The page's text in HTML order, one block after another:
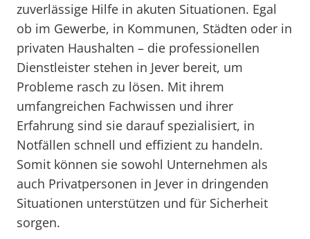
zuverlässige Hilfe in akuten Situationen. Egal
ob im Gewerbe, in Kommunen, Städten oder in
privaten Haushalten – die professionellen
Dienstleister stehen in Jever bereit, um
Probleme rasch zu lösen. Mit ihrem
umfangreichen Fachwissen und ihrer
Erfahrung sind sie darauf spezialisiert, in
Notfällen schnell und effizient zu handeln.
Somit können sie sowohl Unternehmen als
auch Privatpersonen in Jever in dringenden
Situationen unterstützen und für Sicherheit
sorgen.